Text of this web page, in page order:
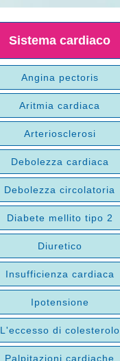
Sistema cardiaco
Angina pectoris
Aritmia cardiaca
Arteriosclerosi
Debolezza cardiaca
Debolezza circolatoria
Diabete mellito tipo 2
Diuretico
Insufficienza cardiaca
Ipotensione
L'eccesso di colesterolo
Palpitazioni cardiache